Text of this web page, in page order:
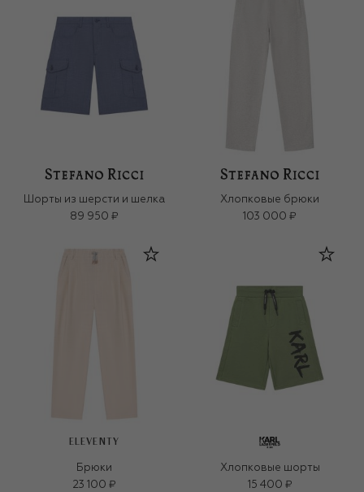
Шорты из шерсти и шелка
89 950 ₽
Хлопковые брюки
103 000 ₽
ELEVENTY
Брюки
23 100 ₽
Хлопковые шорты
15 400 ₽